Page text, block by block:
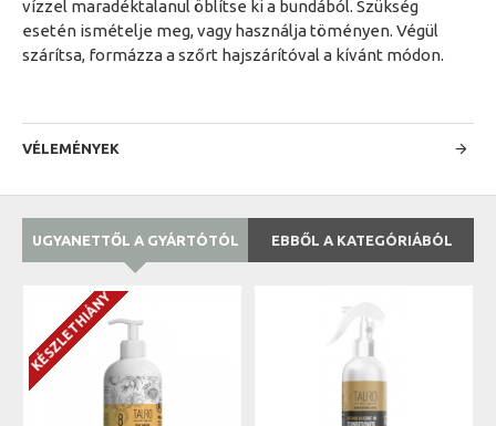
vízzel maradéktalanul öblítse ki a bundából. Szükség
esetén ismételje meg, vagy használja töményen. Végül
szárítsa, formázza a szőrt hajszárítóval a kívánt módon.
VÉLEMÉNYEK
UGYANETTŐL A GYÁRTÓTÓL EBBŐL A KATEGÓRIÁBÓL
KÉSZLETHIÁNY